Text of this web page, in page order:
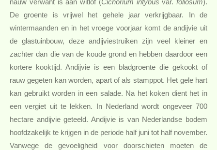
nauw verwant is aan witlof (Cichorium intybus var. foliosum).
De groente is vrijwel het gehele jaar verkrijgbaar. In de
wintermaanden en in het vroege voorjaar komt de andijvie uit
de glastuinbouw, deze andijviestruiken zijn veel kleiner en
zachter dan die van de koude grond en hebben daardoor een
kortere kooktijd. Andijvie is een bladgroente die gekookt of
rauw gegeten kan worden, apart of als stamppot. Het gele hart
kan gebruikt worden in een salade. Na het koken dient het in
een vergiet uit te lekken. In Nederland wordt ongeveer 700
hectare andijvie geteeld. Andijvie is van Nederlandse bodem
hoofdzakelijk te krijgen in de periode half juni tot half november.
Vanwege de gevoeligheid voor doorschieten moeten de